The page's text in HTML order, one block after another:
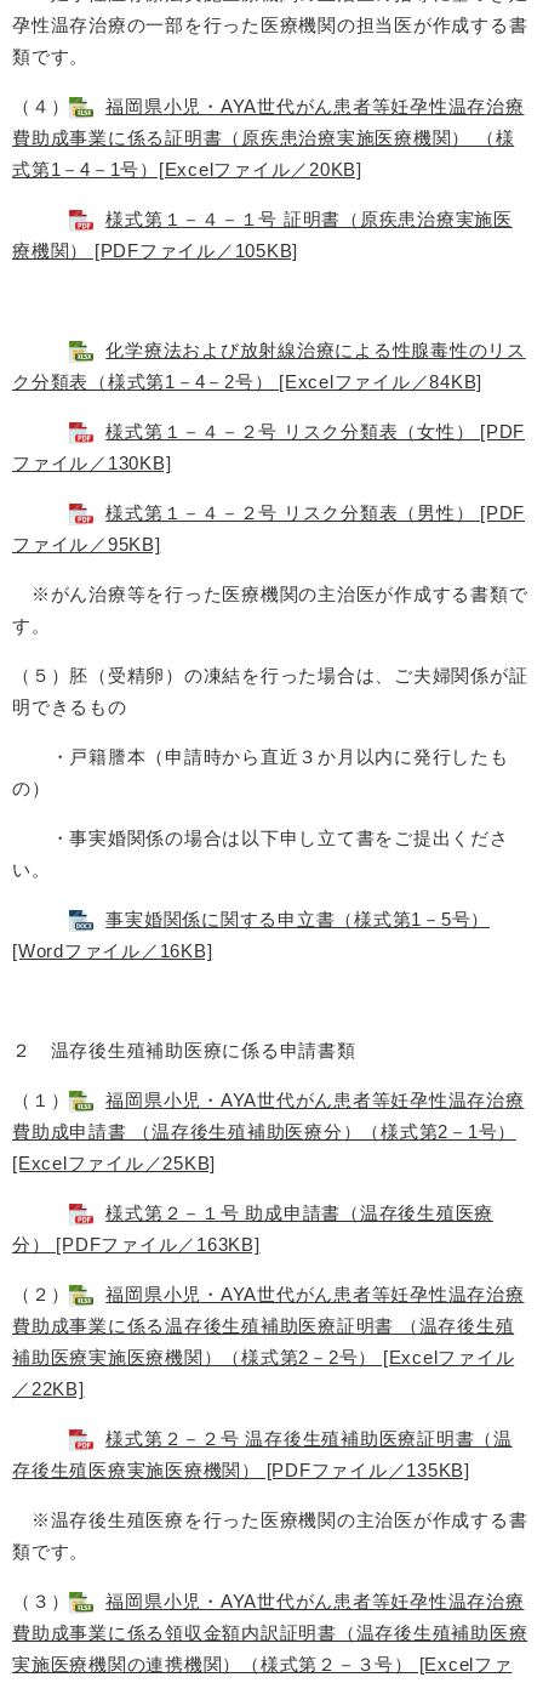
孕性温存治療の一部を行った医療機関の担当医が作成する書
類です。
（４）
福岡県小児・AYA世代がん患者等妊孕性温存治療
費助成事業に係る証明書（原疾患治療実施医療機関） （様
式第1－4－1号）[Excelファイル／20KB]
様式第１－４－１号 証明書（原疾患治療実施医
療機関） [PDFファイル／105KB]
化学療法および放射線治療による性腺毒性のリス
ク分類表（様式第1－4－2号） [Excelファイル／84KB]
様式第１－４－２号 リスク分類表（女性） [PDF
ファイル／130KB]
様式第１－４－２号 リスク分類表（男性） [PDF
ファイル／95KB]
※がん治療等を行った医療機関の主治医が作成する書類で
す。
（５）胚（受精卵）の凍結を行った場合は、ご夫婦関係が証
明できるもの
・戸籍謄本（申請時から直近３か月以内に発行したも
の）
・事実婚関係の場合は以下申し立て書をご提出くださ
い。
事実婚関係に関する申立書（様式第1－5号）
[Wordファイル／16KB]
２ 温存後生殖補助医療に係る申請書類
（１）
福岡県小児・AYA世代がん患者等妊孕性温存治療
費助成申請書 （温存後生殖補助医療分）（様式第2－1号）
[Excelファイル／25KB]
様式第２－１号 助成申請書（温存後生殖医療
分） [PDFファイル／163KB]
（２）
福岡県小児・AYA世代がん患者等妊孕性温存治療
費助成事業に係る温存後生殖補助医療証明書 （温存後生殖
補助医療実施医療機関）（様式第2－2号） [Excelファイル
／22KB]
様式第２－２号 温存後生殖補助医療証明書（温
存後生殖医療実施医療機関） [PDFファイル／135KB]
※温存後生殖医療を行った医療機関の主治医が作成する書
類です。
（３）
福岡県小児・AYA世代がん患者等妊孕性温存治療
費助成事業に係る領収金額内訳証明書（温存後生殖補助医療
実施医療機関の連携機関）（様式第２－３号） [Excelファ